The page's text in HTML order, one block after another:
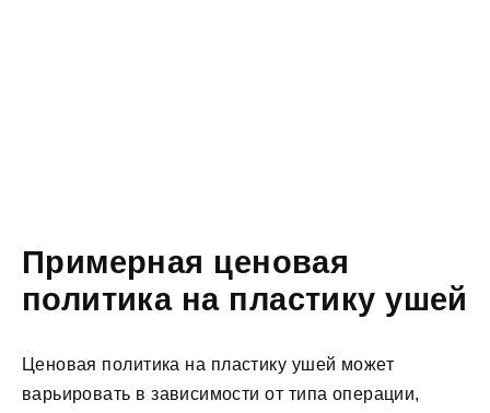
Примерная ценовая
политика на пластику ушей
Ценовая политика на пластику ушей может
варьировать в зависимости от типа операции,